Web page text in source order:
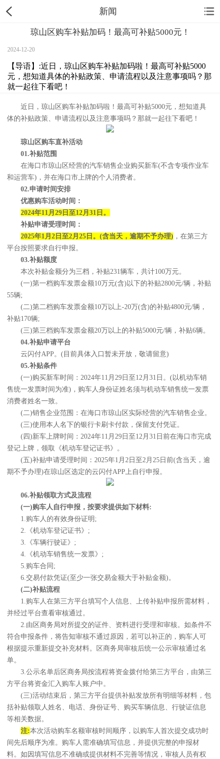
新闻
琼山区购车补贴加码！最高可补贴5000元！
2024-12-20
【导语】:近日，琼山区购车补贴加码啦！最高可补贴5000
元，想知道具体的补贴政策、申请流程以及注意事项吗？那
就一起往下看吧！
近日，琼山区购车补贴加码啦！最高可补贴5000元，想知道具
体的补贴政策、申请流程以及注意事项吗？那就一起往下看吧！
琼山区购车直补活动
01.补贴范围
在海口市琼山区经营的汽车销售企业购买新车(不含专项作业车
和运营车)，并在海口市上牌的个人消费者。
02.申请时间安排
优惠购车活动时间：
2024年11月29日至12月31日。
补贴申请受理时间：
2025年1月2日至2月25日。(含当天，逾期不予办理) ，在第三方
平台按照要求自行申报。
03.补贴额度
本次补贴金额分为三档，补贴231辆车，共计100万元。
(一)第一档购车发票金额10万元(含)以下的补贴2800元/辆，补贴
55辆;
(二)第二档购车发票金额10万以上-20万(含)的补贴4800元/辆，
补贴170辆;
(三)第三档购车发票金额20万以上的补贴5000元/辆，补贴6辆。
04.补贴申请平台
云闪付APP。(目前具体入口暂未开放，敬请留意)
05.补贴条件
(一)购买新车时间：2024年11月29日至12月31日。(以机动车销
售统一发票时间为准)，购车人身份证姓名须与机动车销售统一发票
消费者姓名一致。
(二)销售企业范围：在海口市琼山区实际经营的汽车销售企业。
(三)使用本人名下的银行卡刷卡付款，保留支付凭证。
(四)新车上牌时间：2024年11月29日至12月31日前在海口市完成
登记上牌，领取《机动车登记证书》。
(五)补贴申请受理时间：2025年1月2日至2月25日前(含当天，逾
期不予办理)在琼山区选定的云闪付APP上自行申报。
06.补贴领取方式及流程
(一)购车人自行申报，按要求提供如下材料:
1.购车人的有效身份证明;
2.《机动车登记证书》;
3.《车辆行驶证》;
4.《机动车销售统一发票》;
5.购车合同;
6.交易付款凭证(至少一张交易金额大于补贴金额)。
(二)补贴流程
1.购车人在第三方平台填写个人信息、上传补贴申报所需材料，
并经过平台查看审核通过。
2.由区商务局对所提交的证件、资料进行受理和审核。如条件不
符合申报条件，将告知审核不通过原因，若可以补正的，购车人可
根据提示重新提交补充材料。区商务局审核后统一公示审核通过名
单。
3.公示名单后区商务局按流程将资金拨付给第三方平台，由第三
方平台将资金汇入购车人账户中。
(三)活动结束后，第三方平台提供补贴发放所有明细等材料，包
括补贴领取人姓名、电话、身份证号、购买车辆信息、行驶证信息
等相关数据。
注:本次活动购车名额审核时间顺序，以购车人首次提交成功时
间先后顺序为准。购车人需准确填写信息，并提供完整的申报材
料。如因填写信息不准确或提供材料不完善等情况，审核人员有权